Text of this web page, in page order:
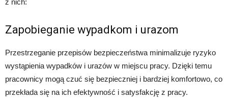
Zapobieganie wypadkom i urazom
Przestrzeganie przepisów bezpieczeństwa minimalizuje ryzyko
wystąpienia wypadków i urazów w miejscu pracy. Dzięki temu
pracownicy mogą czuć się bezpieczniej i bardziej komfortowo, co
przekłada się na ich efektywność i satysfakcję z pracy.